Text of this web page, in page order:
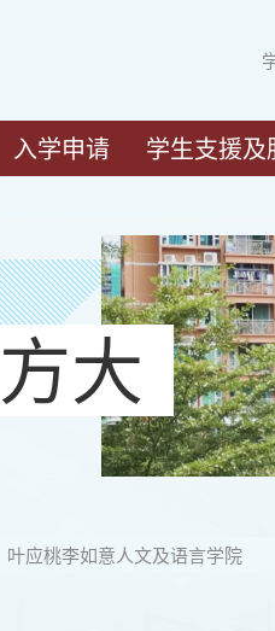
入学申请 学生支援及
大
叶应桃李如意人文及语言学院